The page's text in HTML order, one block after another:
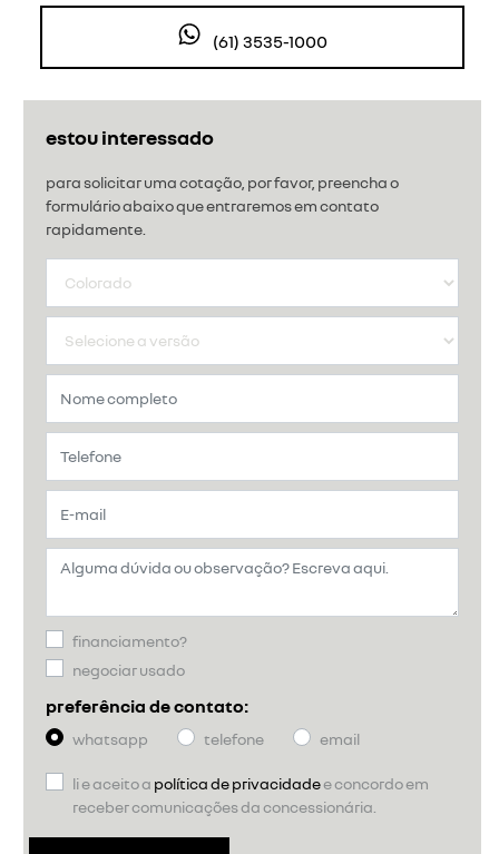
estou interessado
para solicitar uma cotação, por favor, preencha o
formulário abaixo que entraremos em contato
rapidamente.
financiamento?
negociar usado
preferência de contato:
whatsapp telefone email
li e aceito a política de privacidadee concordo em
receber comunicações da concessionária.
(61) 3535-1000